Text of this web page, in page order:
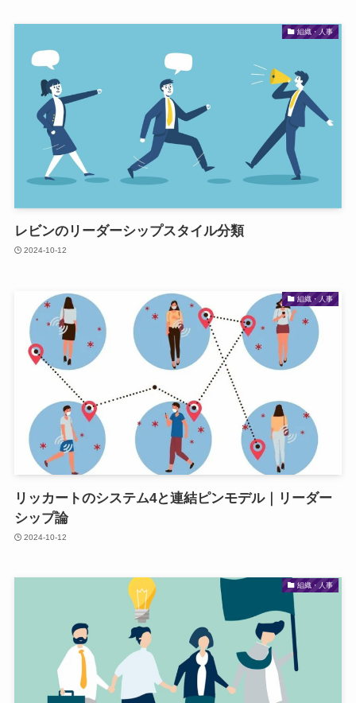
組織・人事
レビンのリーダーシップスタイル分類
2024-10-12
組織・人事
リッカートのシステム4と連結ピンモデル｜リーダー
シップ論
2024-10-12
組織・人事